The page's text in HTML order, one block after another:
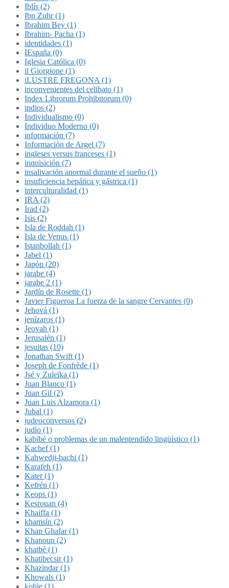
Iblís (2)
Ibn Zuhr (1)
Ibrahim Bey (1)
Ibrahim- Pacha (1)
identidades (1)
IEspaña (0)
Iglesia Católica (0)
il Giorgione (1)
iLUSTRE FREGONA (1)
inconvenientes del celibato (1)
Index Librorum Prohibitorum (0)
indios (2)
Individualismo (0)
Individuo Moderno (0)
información (7)
Información de Argel (7)
ingleses versus franceses (1)
inquisición (7)
insalivación anormal durante el sueño (1)
insuficiencia hepática y gástrica (1)
interculturalidad (1)
IRA (2)
Irad (2)
Isis (2)
Isla de Roddah (1)
Isla de Venus (1)
Istanbollah (1)
Jabel (1)
Japón (20)
jarabe (4)
jarabe 2 (1)
Jardín de Rosette (1)
Javier Figueroa La fuerza de la sangre Cervantes (0)
Jehová (1)
jenízaros (1)
Jeovah (1)
Jerusalén (1)
jesuitas (10)
Jonathan Swift (1)
Joseph de Fonfrède (1)
Jsé y Zuleïka (1)
Juan Blanco (1)
Juan Gil (2)
Juan Luis Alzamora (1)
Jubal (1)
judeoconversos (2)
judío (1)
kabibé o problemas de un malentendido lingüístico (1)
Kachef (1)
Kahwedji-bachi (1)
Karafeh (1)
Kater (1)
Kefrén (1)
Keops (1)
Kesrouan (4)
Khaiffa (1)
khamsín (2)
Khan Ghafar (1)
Khanoun (2)
khatbé (1)
Khatibecsir (1)
Khazindar (1)
Khowals (1)
kohle (1)